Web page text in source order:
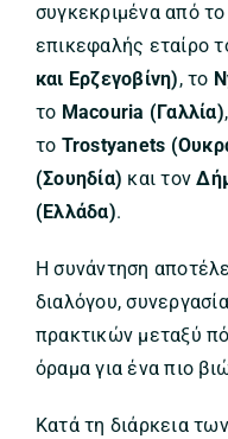
συγκεκριμένα από το
επικεφαλής εταίρο
και Ερζεγοβίνη), το
το Macouria (Γαλλία)
το Trostyanets
(Σουηδία) και τον
(Ελλάδα).
Η συνάντηση
διαλόγου,
πρακτικών μεταξύ
όραμα για ένα πιο
Κατά τη διάρκεια